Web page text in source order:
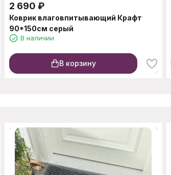
2 690 ₽
Коврик влаговпитывающий Крафт
90*150см серый
В наличии
В корзину